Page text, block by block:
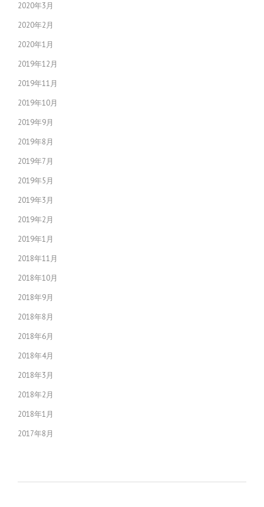
2020年3月
2020年2月
2020年1月
2019年12月
2019年11月
2019年10月
2019年9月
2019年8月
2019年7月
2019年5月
2019年3月
2019年2月
2019年1月
2018年11月
2018年10月
2018年9月
2018年8月
2018年6月
2018年4月
2018年3月
2018年2月
2018年1月
2017年8月